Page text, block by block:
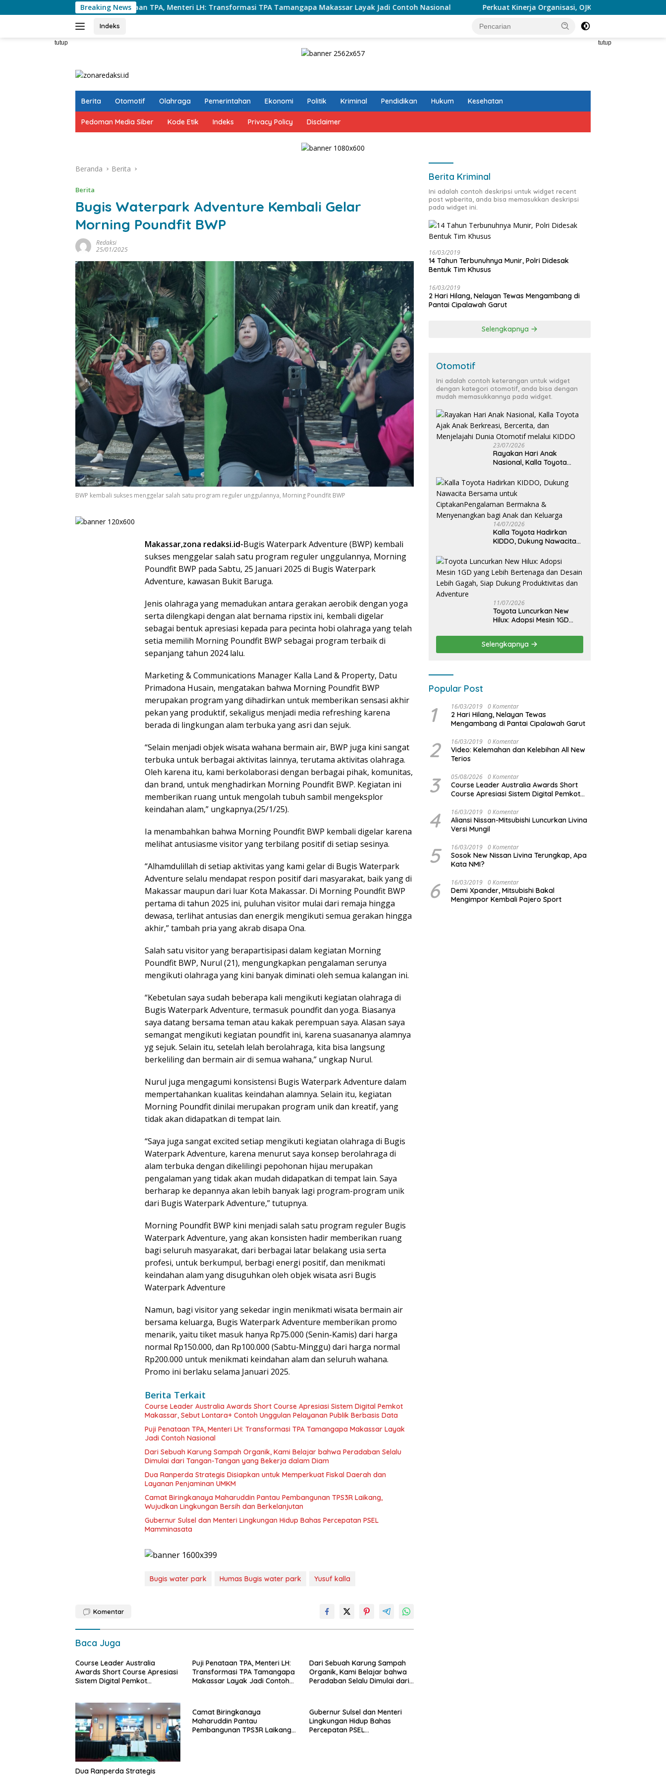
ke
Breaking News
Puji Penataan TPA, Menteri LH: Transformasi TPA Tamangapa Makassar Layak Jadi Contoh Nasional Perkuat Kinerja Organisasi, OJK Lantik Pejabat Baru
Indeks
tutup tutup
Berita Otomotif Olahraga Pemerintahan Ekonomi Politik Kriminal Pendidikan Hukum Kesehatan
Pedoman Media Siber Kode Etik Indeks Privacy Policy Disclaimer
Beranda Berita
Berita
Bugis Waterpark Adventure Kembali Gelar
Morning Poundfit BWP
Redaksi
25/01/2025
BWP kembali sukses menggelar salah satu program reguler unggulannya, Morning Poundfit BWP
Makassar,zona redaksi.id-Bugis Waterpark Adventure (BWP) kembali
sukses menggelar salah satu program reguler unggulannya, Morning
Poundfit BWP pada Sabtu, 25 Januari 2025 di Bugis Waterpark
Adventure, kawasan Bukit Baruga.
Jenis olahraga yang memadukan antara gerakan aerobik dengan yoga
serta dilengkapi dengan alat bernama ripstix ini, kembali digelar
sebagai bentuk apresiasi kepada para pecinta hobi olahraga yang telah
setia memilih Morning Poundfit BWP sebagai program terbaik di
sepanjang tahun 2024 lalu.
Marketing & Communications Manager Kalla Land & Property, Datu
Primadona Husain, mengatakan bahwa Morning Poundfit BWP
merupakan program yang dihadirkan untuk memberikan sensasi akhir
pekan yang produktif, sekaligus menjadi media refreshing karena
berada di lingkungan alam terbuka yang asri dan sejuk.
“Selain menjadi objek wisata wahana bermain air, BWP juga kini sangat
terbuka untuk berbagai aktivitas lainnya, terutama aktivitas olahraga.
Oleh karena itu, kami berkolaborasi dengan berbagai pihak, komunitas,
dan brand, untuk menghadirkan Morning Poundfit BWP. Kegiatan ini
memberikan ruang untuk mengolah tubuh sambil mengeksplor
keindahan alam,” ungkapnya.(25/1/25).
Ia menambahkan bahwa Morning Poundfit BWP kembali digelar karena
melihat antusiasme visitor yang terbilang positif di setiap sesinya.
“Alhamdulillah di setiap aktivitas yang kami gelar di Bugis Waterpark
Adventure selalu mendapat respon positif dari masyarakat, baik yang di
Makassar maupun dari luar Kota Makassar. Di Morning Poundfit BWP
pertama di tahun 2025 ini, puluhan visitor mulai dari remaja hingga
dewasa, terlihat antusias dan energik mengikuti semua gerakan hingga
akhir,” tambah pria yang akrab disapa Ona.
Salah satu visitor yang berapartisipasi dalam kegiatan Morning
Poundfit BWP, Nurul (21), mengungkapkan pengalaman serunya
mengikuti olahraga yang kini banyak diminati oleh semua kalangan ini.
“Kebetulan saya sudah beberapa kali mengikuti kegiatan olahraga di
Bugis Waterpark Adventure, termasuk poundfit dan yoga. Biasanya
saya datang bersama teman atau kakak perempuan saya. Alasan saya
semangat mengikuti kegiatan poundfit ini, karena suasananya alamnya
yg sejuk. Selain itu, setelah lelah berolahraga, kita bisa langsung
berkeliling dan bermain air di semua wahana,” ungkap Nurul.
Nurul juga mengagumi konsistensi Bugis Waterpark Adventure dalam
mempertahankan kualitas keindahan alamnya. Selain itu, kegiatan
Morning Poundfit dinilai merupakan program unik dan kreatif, yang
tidak akan didapatkan di tempat lain.
“Saya juga sangat excited setiap mengikuti kegiatan olahraga di Bugis
Waterpark Adventure, karena menurut saya konsep berolahraga di
alam terbuka dengan dikelilingi pepohonan hijau merupakan
pengalaman yang tidak akan mudah didapatkan di tempat lain. Saya
berharap ke depannya akan lebih banyak lagi program-program unik
dari Bugis Waterpark Adventure,” tutupnya.
Morning Poundfit BWP kini menjadi salah satu program reguler Bugis
Waterpark Adventure, yang akan konsisten hadir memberikan ruang
bagi seluruh masyarakat, dari berbagai latar belakang usia serta
profesi, untuk berkumpul, berbagi energi positif, dan menikmati
keindahan alam yang disuguhkan oleh objek wisata asri Bugis
Waterpark Adventure
Namun, bagi visitor yang sekedar ingin menikmati wisata bermain air
bersama keluarga, Bugis Waterpark Adventure memberikan promo
menarik, yaitu tiket masuk hanya Rp75.000 (Senin-Kamis) dari harga
normal Rp150.000, dan Rp100.000 (Sabtu-Minggu) dari harga normal
Rp200.000 untuk menikmati keindahan alam dan seluruh wahana.
Promo ini berlaku selama Januari 2025.
Berita Terkait
Course Leader Australia Awards Short Course Apresiasi Sistem Digital Pemkot
Makassar, Sebut Lontara+ Contoh Unggulan Pelayanan Publik Berbasis Data
Puji Penataan TPA, Menteri LH: Transformasi TPA Tamangapa Makassar Layak
Jadi Contoh Nasional
Dari Sebuah Karung Sampah Organik, Kami Belajar bahwa Peradaban Selalu
Dimulai dari Tangan-Tangan yang Bekerja dalam Diam
Dua Ranperda Strategis Disiapkan untuk Memperkuat Fiskal Daerah dan
Layanan Penjaminan UMKM
Camat Biringkanaya Maharuddin Pantau Pembangunan TPS3R Laikang,
Wujudkan Lingkungan Bersih dan Berkelanjutan
Gubernur Sulsel dan Menteri Lingkungan Hidup Bahas Percepatan PSEL
Mamminasata
Bugis water park Humas Bugis water park Yusuf kalla
Komentar
Baca Juga
Course Leader Australia
Awards Short Course Apresiasi
Sistem Digital Pemkot
Publik Berbasis Data
Puji Penataan TPA, Menteri LH:
Transformasi TPA Tamangapa
Makassar Layak Jadi Contoh
Dari Sebuah Karung Sampah
Organik, Kami Belajar bahwa
Peradaban Selalu Dimulai dari
Dua Ranperda Strategis
Camat Biringkanaya
Maharuddin Pantau
Pembangunan TPS3R Laikang,
Gubernur Sulsel dan Menteri
Lingkungan Hidup Bahas
Percepatan PSEL
Berita Kriminal
Ini adalah contoh deskripsi untuk widget recent
post wpberita, anda bisa memasukkan deskripsi
pada widget ini.
16/03/2019
14 Tahun Terbunuhnya Munir, Polri Didesak
Bentuk Tim Khusus
16/03/2019
2 Hari Hilang, Nelayan Tewas Mengambang di
Pantai Cipalawah Garut
Selengkapnya
Otomotif
Ini adalah contoh keterangan untuk widget
dengan kategori otomotif, anda bisa dengan
mudah memasukkannya pada widget.
23/07/2026
Rayakan Hari Anak
Nasional, Kalla Toyota
Bercerita, dan Menjelajahi
Dunia Otomotif melalui
KIDDO
14/07/2026
Kalla Toyota Hadirkan
KIDDO, Dukung Nawacita
CiptakanPengalaman
Bermakna &
Menyenangkan bagi Anak
dan Keluarga
11/07/2026
Toyota Luncurkan New
Hilux: Adopsi Mesin 1GD
Desain Lebih Gagah, Siap
Dukung Produktivitas dan
Adventure
Selengkapnya
Popular Post
1 16/03/2019 0 Komentar
2 Hari Hilang, Nelayan Tewas
Mengambang di Pantai Cipalawah Garut
2 16/03/2019 0 Komentar
Video: Kelemahan dan Kelebihan All New
Terios
3 05/08/2026 0 Komentar
Course Leader Australia Awards Short
Course Apresiasi Sistem Digital Pemkot
Unggulan Pelayanan Publik Berbasis Data
4 16/03/2019 0 Komentar
Aliansi Nissan-Mitsubishi Luncurkan Livina
Versi Mungil
5 16/03/2019 0 Komentar
Sosok New Nissan Livina Terungkap, Apa
Kata NMI?
6 16/03/2019 0 Komentar
Demi Xpander, Mitsubishi Bakal
Mengimpor Kembali Pajero Sport